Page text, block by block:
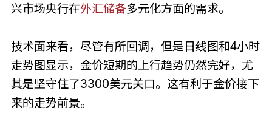
兴市场央行在外汇储备多元化方面的需求。
技术面来看，尽管有所回调，但是日线图和4小时
走势图显示，金价短期的上行趋势仍然完好，尤
其是坚守住了3300美元关口。这有利于金价接下
来的走势前景。